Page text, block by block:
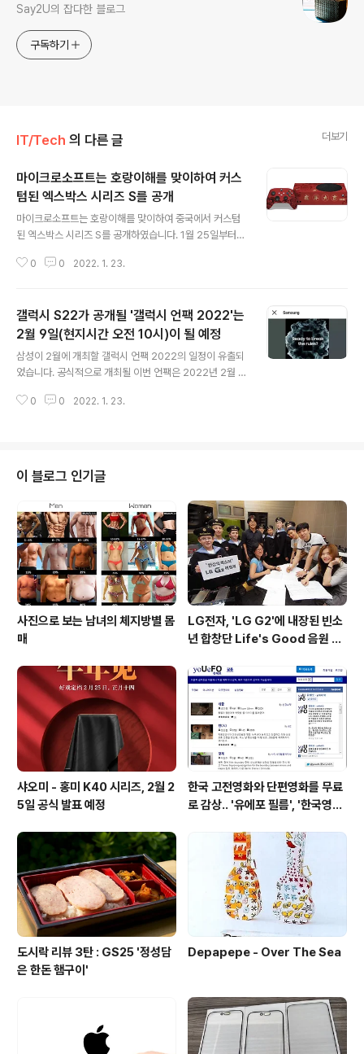
Say2U의 잡다한 블로그
구독하기
IT/Tech 의 다른 글 더보기
마이크로소프트는 호랑이해를 맞이하여 커스
텀된 엑스박스 시리즈 S를 공개
마이크로소프트는 호랑이해를 맞이하여 중국에서 커스텀
된 엑스박스 시리즈 S를 공개하였습니다. 1월 25일부터
이번 한정판은 15대 한정으로 출시될 것으로 예상되며, 향
C에서 기획한 것이기 때문에 중국외에 다른 국가에서는 공
개되지 않을 것으로 보입니다. 출처 : Gizmo China
0 0 2022. 1. 23.
갤럭시 S22가 공개될 '갤럭시 언팩 2022'는
2월 9일(현지시간 오전 10시)이 될 예정
삼성이 2월에 개최할 갤럭시 언팩 2022의 일정이 유출되
었습니다. 공식적으로 개최될 이번 언팩은 2022년 2월 9
0일 12시입니다. 이번 언팩에서는 갤럭시 S22 시리즈인
0 0 2022. 1. 23.
이 블로그 인기글
사진으로 보는 남녀의 체지방별 몸
매
LG전자, 'LG G2'에 내장된 빈소
년 합창단 Life's Good 음원 공
샤오미 - 홍미 K40 시리즈, 2월 2
5일 공식 발표 예정
한국 고전영화와 단편영화를 무료
로 감상.. '유에포 필름', '한국영상
도시락 리뷰 3탄 : GS25 '정성담
은 한돈 햄구이'
Depapepe - Over The Sea